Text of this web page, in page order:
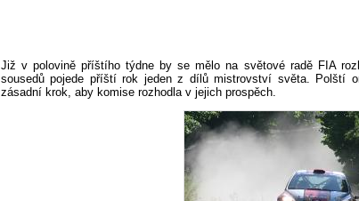
Již v polovině příštího týdne by se mělo na světové radě FIA
sousedů pojede příští rok jeden z dílů mistrovství světa. Polští
zásadní krok, aby komise rozhodla v jejich prospěch.